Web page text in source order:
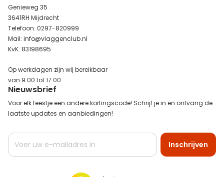
Genieweg 35
3641RH Mijdrecht
Telefoon: 0297-820999
Mail: info@vlaggenclub.nl
KvK: 83198695
Op werkdagen zijn wij bereikbaar
van 9.00 tot 17.00
Nieuwsbrief
Voor elk feestje een andere kortingscode! Schrijf je in en ontvang de
laatste updates en aanbiedingen!
Abonneer
op
Inschrijven